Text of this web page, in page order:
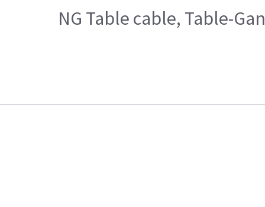
NG Table cable, Table-